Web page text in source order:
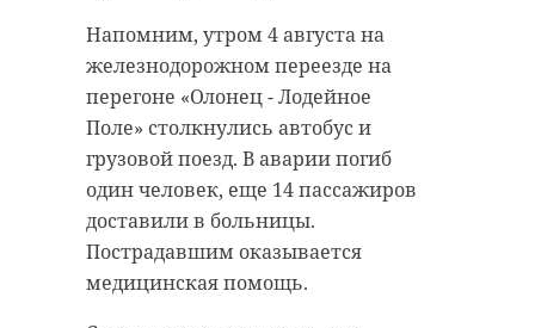
Напомним, утром 4 августа на
железнодорожном переезде на
перегоне «Олонец - Лодейное
Поле» столкнулись автобус и
грузовой поезд. В аварии погиб
один человек, еще 14 пассажиров
доставили в больницы.
Пострадавшим оказывается
медицинская помощь.